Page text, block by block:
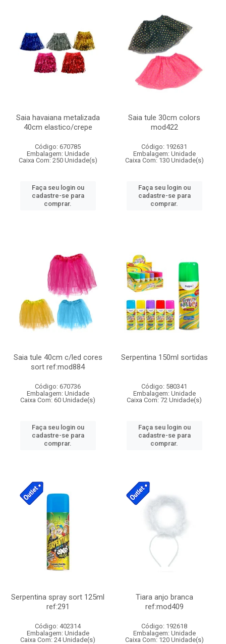
Saia havaiana metalizada
40cm elastico/crepe
Código: 670785
Embalagem: Unidade
Caixa Com: 250 Unidade(s)
Faça seu login ou
cadastre-se para
comprar.
Saia tule 30cm colors
mod422
Código: 192631
Embalagem: Unidade
Caixa Com: 130 Unidade(s)
Faça seu login ou
cadastre-se para
comprar.
Saia tule 40cm c/led cores
sort ref:mod884
Código: 670736
Embalagem: Unidade
Caixa Com: 60 Unidade(s)
Faça seu login ou
cadastre-se para
comprar.
Serpentina 150ml sortidas
Código: 580341
Embalagem: Unidade
Caixa Com: 72 Unidade(s)
Faça seu login ou
cadastre-se para
comprar.
Serpentina spray sort 125ml
ref:291
Código: 402314
Embalagem: Unidade
Caixa Com: 24 Unidade(s)
Tiara anjo branca
ref:mod409
Código: 192618
Embalagem: Unidade
Caixa Com: 120 Unidade(s)